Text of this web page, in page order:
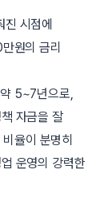
진 시점에
원의 금리
5~7년으로,
자금을 잘
율이 분명히
운영의 강력한